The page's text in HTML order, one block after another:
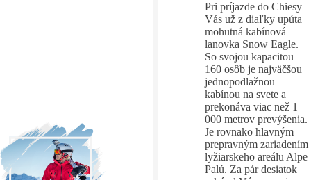
Pri príjazde do Chiesy
Vás už z diaľky upúta
mohutná kabínová
lanovka Snow Eagle.
So svojou kapacitou
160 osôb je najväčšou
jednopodlažnou
kabínou na svete a
prekonáva viac než 1
000 metrov prevýšenia.
Je rovnako hlavným
prepravným zariadením
lyžiarskeho areálu Alpe
Palú. Za pár desiatok